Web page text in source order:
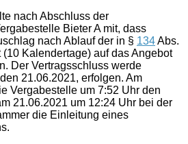
nach Abschluss der
Bieter A mit, dass
nach Ablauf der in § 134Abs.
Kalendertage) auf das Angebot
Der Vertragsschluss werde
21.06.2021, erfolgen. Am
Vergabestelle um 7:52 Uhr den
21.06.2021 um 12:24 Uhr bei der
die Einleitung eines